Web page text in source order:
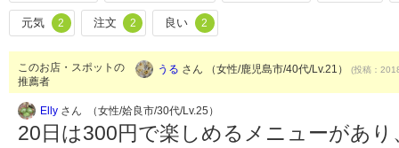
元気 2 注文 2 良い 2
このお店・スポットの
推薦者
うる さん （女性/鹿児島市/40代/Lv.21） (投稿：
Elly さん （女性/姶良市/30代/Lv.25）
20日は300円で楽しめるメニューがあ